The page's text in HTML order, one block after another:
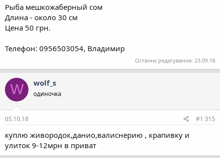
Рыба мешкожаберный сом
Длина - около 30 см
Цена 50 грн.
Телефон: 0956503054, Владимир
Останнє редагування: 23.09.18
W wolf_s
одиночка
05.10.18 #1 315
куплю живородок,данио,валиснерию , крапивку и
улиток 9-12мрн в приват